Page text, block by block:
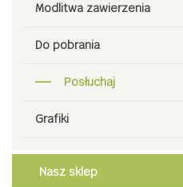
Modlitwa zawierzenia
Do pobrania
Posłuchaj
Grafiki
Nasz sklep